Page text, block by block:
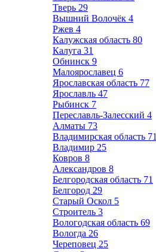
Тверь 29
Вышний Волочёк 4
Ржев 4
Калужская область 80
Калуга 31
Обнинск 9
Малоярославец 6
Ярославская область 77
Ярославль 47
Рыбинск 7
Переславль-Залесский 4
Алматы 73
Владимирская область 71
Владимир 25
Ковров 8
Александров 8
Белгородская область 71
Белгород 29
Старый Оскол 5
Строитель 3
Вологодская область 69
Вологда 26
Череповец 25